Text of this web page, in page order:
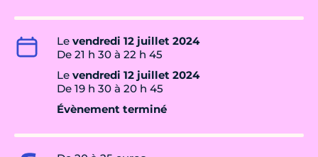
Le vendredi 12 juillet 2024
De 21 h 30 à 22 h 45
Le vendredi 12 juillet 2024
De 19 h 30 à 20 h 45
Évènement terminé